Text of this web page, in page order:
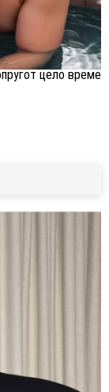
цело време